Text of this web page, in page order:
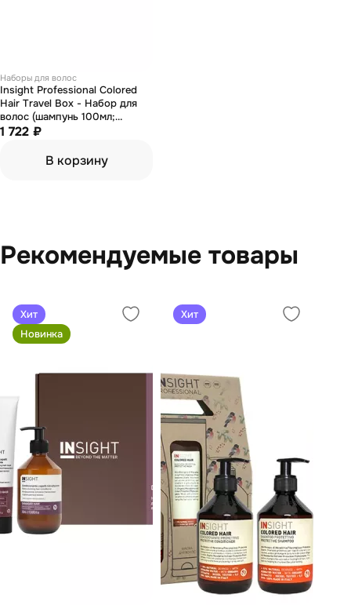
Наборы для волос
Insight Professional Colored
Hair Travel Box - Набор для
волос (шампунь 100мл;
кондиционер 100мл; гель для
1 722 ₽
В корзину
Рекомендуемые товары
Хит
Новинка
Хит